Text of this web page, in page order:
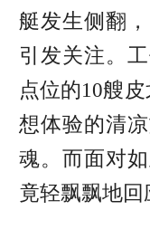
艇发生侧翻
引发关注。
点位的10艘
想体验的清
魂。而面对
竟轻飘飘地回